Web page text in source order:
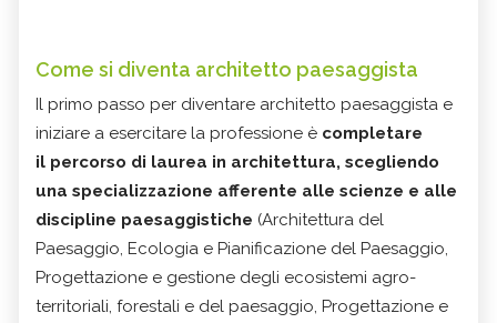
Come si diventa architetto paesaggista
Il primo passo per diventare architetto paesaggista e
iniziare a esercitare la professione è completare
il percorso di laurea in architettura, scegliendo
una specializzazione afferente alle scienze e alle
discipline paesaggistiche (Architettura del
Paesaggio, Ecologia e Pianificazione del Paesaggio,
Progettazione e gestione degli ecosistemi agro-
territoriali, forestali e del paesaggio, Progettazione e